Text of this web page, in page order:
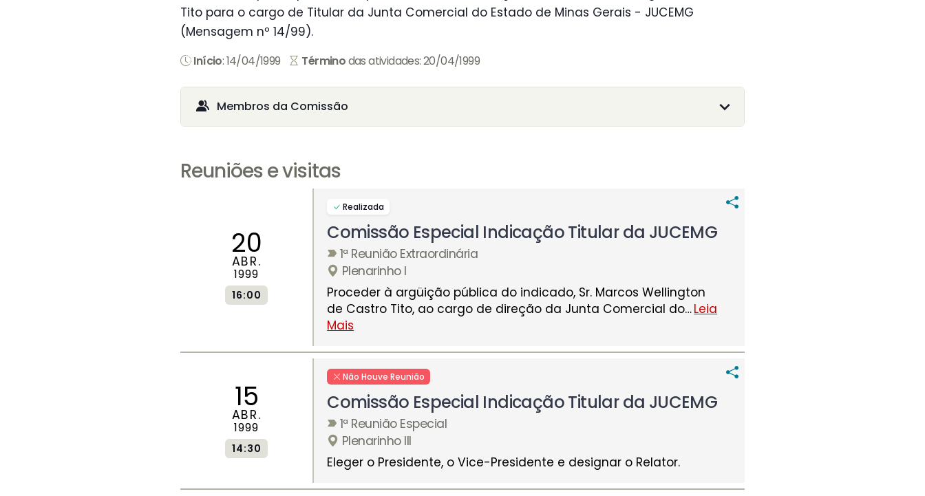
Tito para o cargo de Titular da Junta Comercial do Estado de Minas Gerais - JUCEMG
(Mensagem nº 14/99).
Início: 14/04/1999 Términodas atividades: 20/04/1999
Membros da Comissão
Reuniões e visitas
20
ABR.
1999
16:00
Realizada
Comissão Especial Indicação Titular da JUCEMG
1ª Reunião Extraordinária
Plenarinho I
Proceder à argüição pública do indicado, Sr. Marcos Wellington
de Castro Tito, ao cargo de direção da Junta Comercial do…Leia
Mais
15
ABR.
1999
14:30
Não Houve Reunião
Comissão Especial Indicação Titular da JUCEMG
1ª Reunião Especial
Plenarinho III
Eleger o Presidente, o Vice-Presidente e designar o Relator.